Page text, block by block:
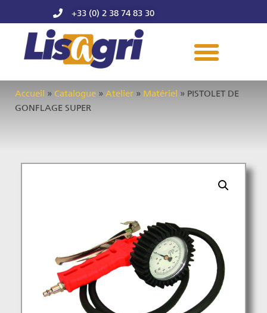
+33 (0) 2 38 74 83 30
Accueil » Catalogue » Atelier » Matériel » PISTOLET DE
GONFLAGE SUPER